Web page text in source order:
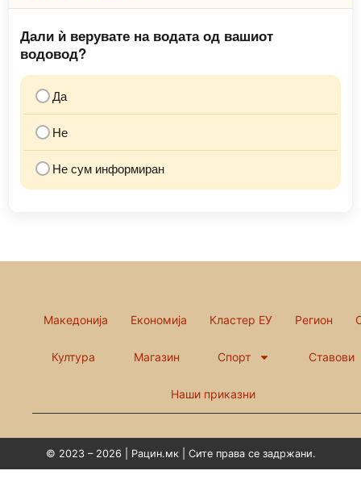
Дали ѝ верувате на водата од вашиот
водовод?
Да
Не
Не сум информиран
Македонија Економија Кластер ЕУ Регион
Култура Магазин Спорт Ставови
Наши приказни
© 2023 – 2026 | Рацин.мк | Сите права се задржани.